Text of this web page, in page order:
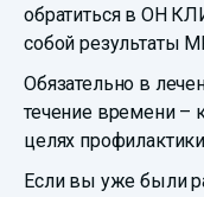
обратиться в ОН
собой результаты
Обязательно в
течение времени –
целях
Если вы уже были